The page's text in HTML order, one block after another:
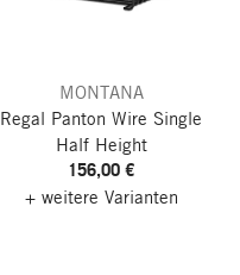
MONTANA
Regal Panton Wire Single
Half Height
156,00 €
+ weitere Varianten